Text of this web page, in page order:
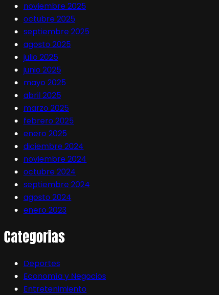
noviembre 2025
octubre 2025
septiembre 2025
agosto 2025
julio 2025
junio 2025
mayo 2025
abril 2025
marzo 2025
febrero 2025
enero 2025
diciembre 2024
noviembre 2024
octubre 2024
septiembre 2024
agosto 2024
enero 2023
Categorias
Deportes
Economía y Negocios
Entretenimiento